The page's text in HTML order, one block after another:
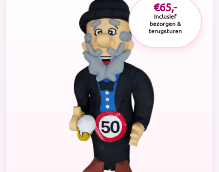
€65,-
Inclusief
bezorgen &
terugsturen